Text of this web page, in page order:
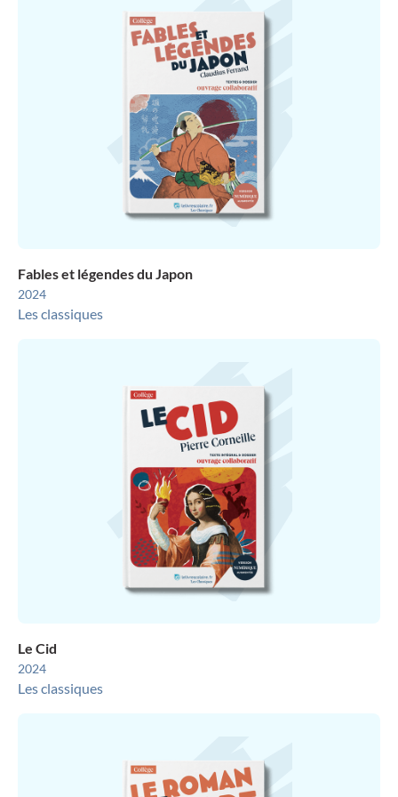
Fables et légendes du Japon
2024
Les classiques
Le Cid
2024
Les classiques